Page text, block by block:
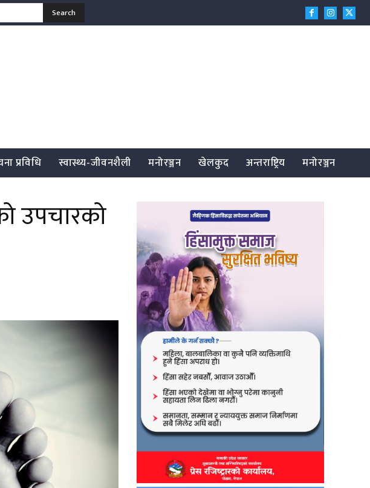
Search
प्रविधि स्वास्थ्य-जीवनशैली मनोरञ्जन खेलकुद अन्तराष्ट्रिय मनोरञ्जन
उपचारको